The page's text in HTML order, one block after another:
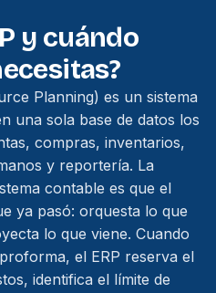
y cuándo
Planning) es un sistema
una sola base de datos los
compras, inventarios,
y reportería. La
contable es que el
ya pasó: orquesta lo que
lo que viene. Cuando
el ERP reserva el
identifica el límite de